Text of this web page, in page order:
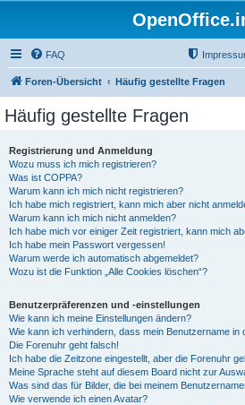
FAQ
Foren-Übersicht Häufig gestellte Fragen
Häufig gestellte Fragen
Registrierung und Anmeldung
Wozu muss ich mich registrieren?
Was ist COPPA?
Warum kann ich mich nicht registrieren?
Ich habe mich registriert, kann mich aber nicht
Warum kann ich mich nicht anmelden?
Ich habe mich vor einiger Zeit registriert, kann mich
Ich habe mein Passwort vergessen!
Warum werde ich automatisch abgemeldet?
Wozu ist die Funktion „Alle Cookies löschen“?
Benutzerpräferenzen und -einstellungen
Wie kann ich meine Einstellungen ändern?
Wie kann ich verhindern, dass mein Benutzername in
Die Forenuhr geht falsch!
Ich habe die Zeitzone eingestellt, aber die Forenuhr
Meine Sprache steht auf diesem Board nicht zur
Was sind das für Bilder, die bei meinem
Wie verwende ich einen Avatar?